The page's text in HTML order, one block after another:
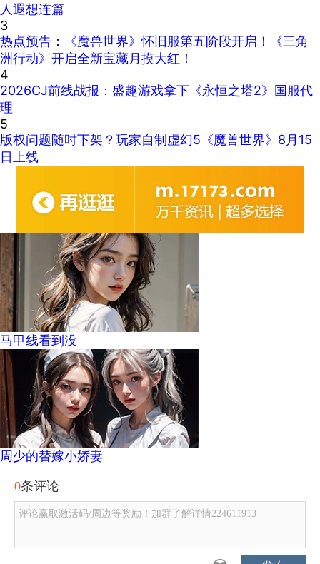
人遐想连篇
3
热点预告：《魔兽世界》怀旧服第五阶段开启！《三角
洲行动》开启全新宝藏月摸大红！
4
2026CJ前线战报：盛趣游戏拿下《永恒之塔2》国服代
理
5
版权问题随时下架？玩家自制虚幻5《魔兽世界》8月15
日上线
马甲线看到没
周少的替嫁小娇妻
0条评论
评论赢取激活码/周边等奖励！加群了解详情224611913